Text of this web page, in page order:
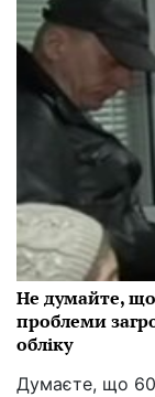
Не думайте, що
проблеми
обліку
Думаєте, що 60